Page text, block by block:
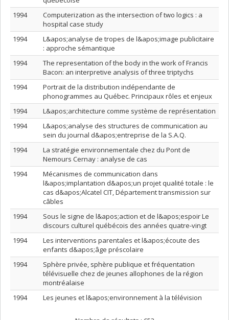
1994
Computerization as the intersection of two logics : a
hospital case study
1994
L&apos;analyse de tropes de l&apos;image publicitaire
: approche sémantique
1994
The representation of the body in the work of Francis
Bacon: an interpretive analysis of three triptychs
1994
Portrait de la distribution indépendante de
phonogrammes au Québec. Principaux rôles et enjeux
1994
L&apos;architecture comme système de représentation
1994
L&apos;analyse des structures de communication au
sein du journal d&apos;entreprise de la S.A.Q.
1994
La stratégie environnementale chez du Pont de
Nemours Cernay : analyse de cas
1994
Mécanismes de communication dans
l&apos;implantation d&apos;un projet qualité totale : le
cas d&apos;Alcatel CIT, Département transmission sur
câbles
1994
Sous le signe de l&apos;action et de l&apos;espoir Le
discours culturel québécois des années quatre-vingt
1994
Les interventions parentales et l&apos;écoute des
enfants d&apos;âge préscolaire
1994
Sphère privée, sphère publique et fréquentation
télévisuelle chez de jeunes allophones de la région
montréalaise
1994
Les jeunes et l&apos;environnement à la télévision